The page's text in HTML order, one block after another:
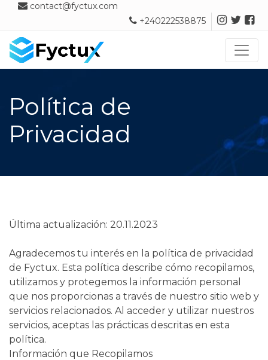
contact@fyctux.com
+240222538875
Política de
Privacidad
Última actualización: 20.11.2023
Agradecemos tu interés en la política de privacidad
de Fyctux. Esta política describe cómo recopilamos,
utilizamos y protegemos la información personal
que nos proporcionas a través de nuestro sitio web y
servicios relacionados. Al acceder y utilizar nuestros
servicios, aceptas las prácticas descritas en esta
política.
Información que Recopilamos